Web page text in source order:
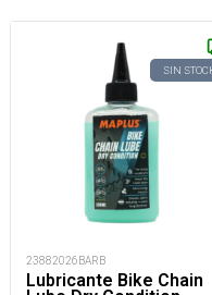
SIN
23882026BARB
Lubricante Bike Chain